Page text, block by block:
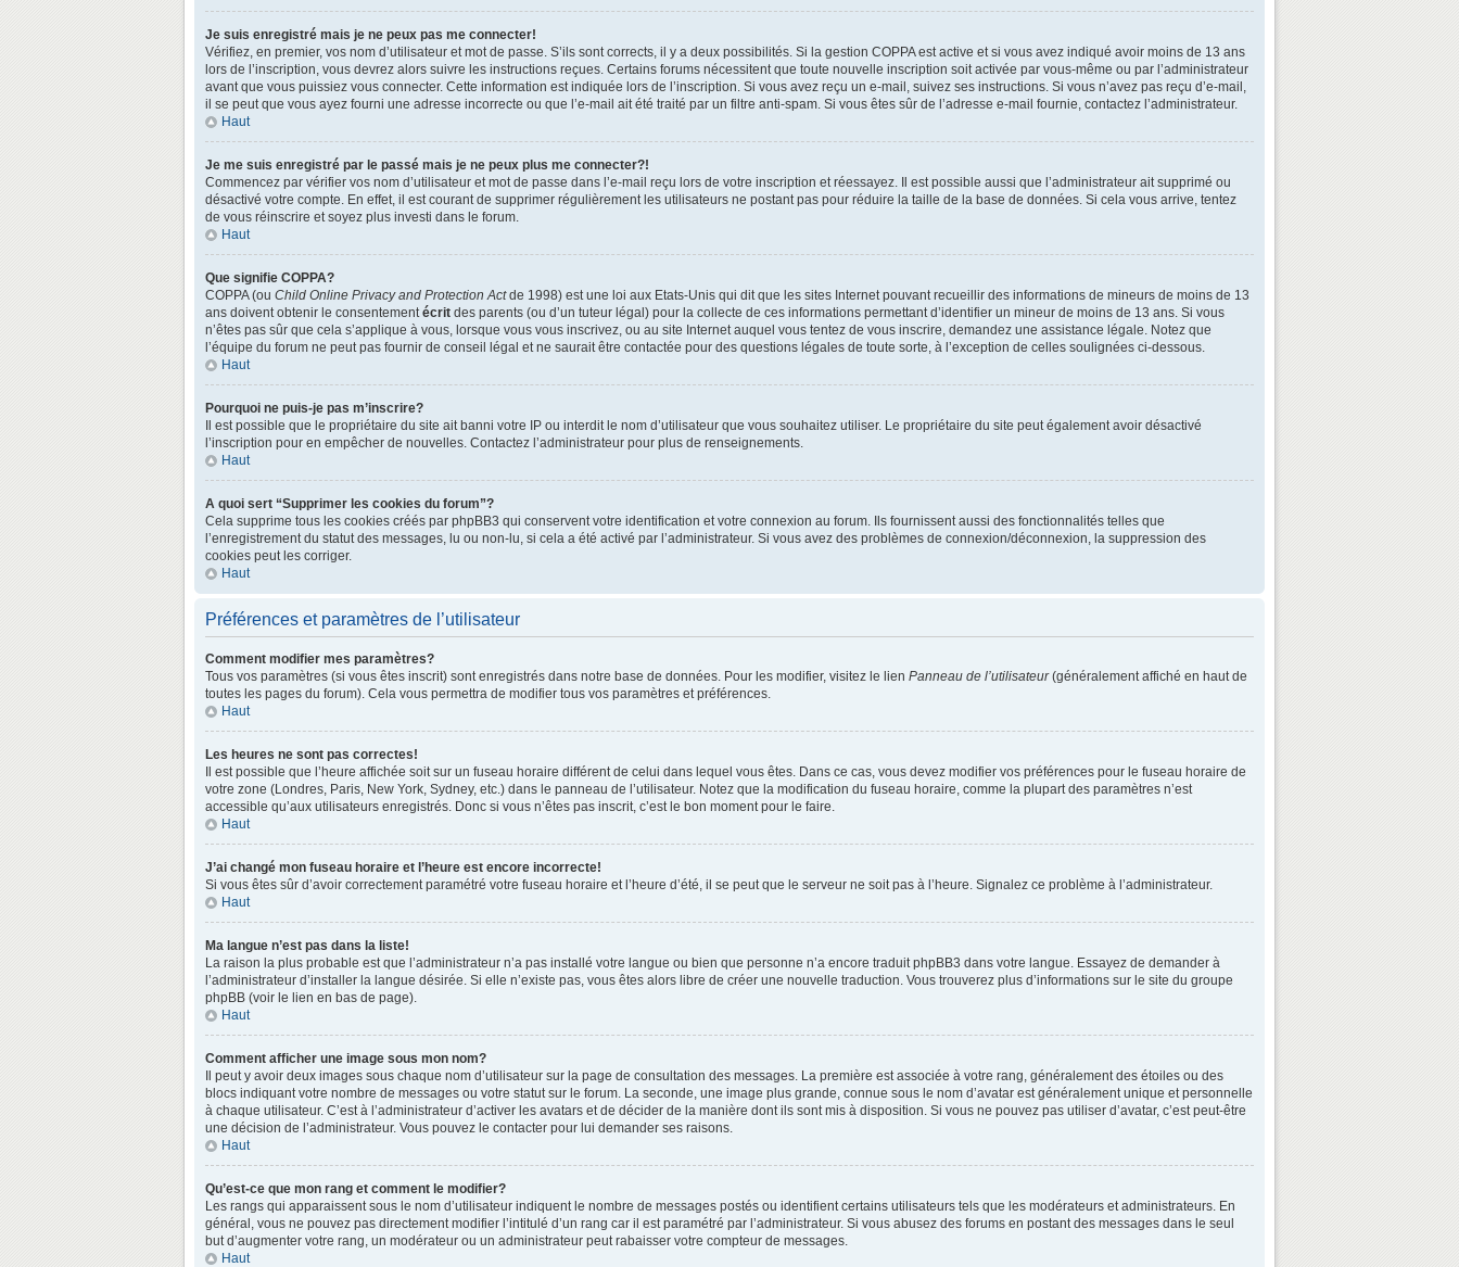
Je suis enregistré mais je ne peux pas me connecter!
Vérifiez, en premier, vos nom d’utilisateur et mot de passe. S’ils sont corrects, il y a deux possibilités. Si la gestion COPPA est active et si vous avez indiqué avoir moins de 13 ans
lors de l’inscription, vous devrez alors suivre les instructions reçues. Certains forums nécessitent que toute nouvelle inscription soit activée par vous-même ou par l’administrateur
avant que vous puissiez vous connecter. Cette information est indiquée lors de l’inscription. Si vous avez reçu un e-mail, suivez ses instructions. Si vous n’avez pas reçu d’e-mail,
il se peut que vous ayez fourni une adresse incorrecte ou que l’e-mail ait été traité par un filtre anti-spam. Si vous êtes sûr de l’adresse e-mail fournie, contactez l’administrateur.
Haut
Je me suis enregistré par le passé mais je ne peux plus me connecter?!
Commencez par vérifier vos nom d’utilisateur et mot de passe dans l’e-mail reçu lors de votre inscription et réessayez. Il est possible aussi que l’administrateur ait supprimé ou
désactivé votre compte. En effet, il est courant de supprimer régulièrement les utilisateurs ne postant pas pour réduire la taille de la base de données. Si cela vous arrive, tentez
de vous réinscrire et soyez plus investi dans le forum.
Haut
Que signifie COPPA?
COPPA (ou Child Online Privacy and Protection Actde 1998) est une loi aux Etats-Unis qui dit que les sites Internet pouvant recueillir des informations de mineurs de moins de 13
ans doivent obtenir le consentementécrit des parents (ou d’un tuteur légal) pour la collecte de ces informations permettant d’identifier un mineur de moins de 13 ans. Si vous
n’êtes pas sûr que cela s’applique à vous, lorsque vous vous inscrivez, ou au site Internet auquel vous tentez de vous inscrire, demandez une assistance légale. Notez que
l’équipe du forum ne peut pas fournir de conseil légal et ne saurait être contactée pour des questions légales de toute sorte, à l’exception de celles soulignées ci-dessous.
Haut
Pourquoi ne puis-je pas m’inscrire?
Il est possible que le propriétaire du site ait banni votre IP ou interdit le nom d’utilisateur que vous souhaitez utiliser. Le propriétaire du site peut également avoir désactivé
l’inscription pour en empêcher de nouvelles. Contactez l’administrateur pour plus de renseignements.
Haut
A quoi sert “Supprimer les cookies du forum”?
Cela supprime tous les cookies créés par phpBB3 qui conservent votre identification et votre connexion au forum. Ils fournissent aussi des fonctionnalités telles que
l’enregistrement du statut des messages, lu ou non-lu, si cela a été activé par l’administrateur. Si vous avez des problèmes de connexion/déconnexion, la suppression des
cookies peut les corriger.
Haut
Préférences et paramètres de l’utilisateur
Comment modifier mes paramètres?
Tous vos paramètres (si vous êtes inscrit) sont enregistrés dans notre base de données. Pour les modifier, visitez le lien Panneau de l’utilisateur(généralement affiché en haut de
toutes les pages du forum). Cela vous permettra de modifier tous vos paramètres et préférences.
Haut
Les heures ne sont pas correctes!
Il est possible que l’heure affichée soit sur un fuseau horaire différent de celui dans lequel vous êtes. Dans ce cas, vous devez modifier vos préférences pour le fuseau horaire de
votre zone (Londres, Paris, New York, Sydney, etc.) dans le panneau de l’utilisateur. Notez que la modification du fuseau horaire, comme la plupart des paramètres n’est
accessible qu’aux utilisateurs enregistrés. Donc si vous n’êtes pas inscrit, c’est le bon moment pour le faire.
Haut
J’ai changé mon fuseau horaire et l’heure est encore incorrecte!
Si vous êtes sûr d’avoir correctement paramétré votre fuseau horaire et l’heure d’été, il se peut que le serveur ne soit pas à l’heure. Signalez ce problème à l’administrateur.
Haut
Ma langue n’est pas dans la liste!
La raison la plus probable est que l’administrateur n’a pas installé votre langue ou bien que personne n’a encore traduit phpBB3 dans votre langue. Essayez de demander à
l’administrateur d’installer la langue désirée. Si elle n’existe pas, vous êtes alors libre de créer une nouvelle traduction. Vous trouverez plus d’informations sur le site du groupe
phpBB (voir le lien en bas de page).
Haut
Comment afficher une image sous mon nom?
Il peut y avoir deux images sous chaque nom d’utilisateur sur la page de consultation des messages. La première est associée à votre rang, généralement des étoiles ou des
blocs indiquant votre nombre de messages ou votre statut sur le forum. La seconde, une image plus grande, connue sous le nom d’avatar est généralement unique et personnelle
à chaque utilisateur. C’est à l’administrateur d’activer les avatars et de décider de la manière dont ils sont mis à disposition. Si vous ne pouvez pas utiliser d’avatar, c’est peut-être
une décision de l’administrateur. Vous pouvez le contacter pour lui demander ses raisons.
Haut
Qu’est-ce que mon rang et comment le modifier?
Les rangs qui apparaissent sous le nom d’utilisateur indiquent le nombre de messages postés ou identifient certains utilisateurs tels que les modérateurs et administrateurs. En
général, vous ne pouvez pas directement modifier l’intitulé d’un rang car il est paramétré par l’administrateur. Si vous abusez des forums en postant des messages dans le seul
but d’augmenter votre rang, un modérateur ou un administrateur peut rabaisser votre compteur de messages.
Haut